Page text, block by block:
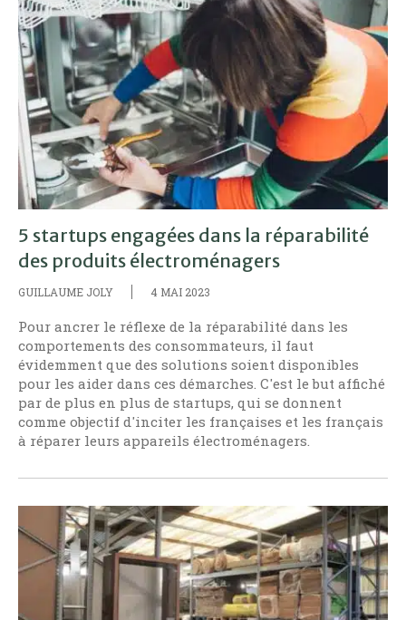
5 startups engagées dans la réparabilité
des produits électroménagers
GUILLAUME JOLY 4 MAI 2023
Pour ancrer le réflexe de la réparabilité dans les
comportements des consommateurs, il faut
évidemment que des solutions soient disponibles
pour les aider dans ces démarches. C'est le but affiché
par de plus en plus de startups, qui se donnent
comme objectif d'inciter les françaises et les français
à réparer leurs appareils électroménagers.